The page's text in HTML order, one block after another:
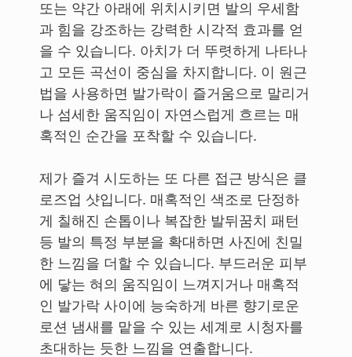
또는 약간 아래에 위치시키면 발의 우세함
과 힘을 강조하는 강력한 시각적 효과를 얻
을 수 있습니다. 아치가 더 뚜렷하게 나타나
고 모든 곡선이 중심을 차지합니다. 이 원근
법을 사용하면 발가락이 즐거움으로 말리거
나 섬세한 움직임이 자연스럽게 흐르는 매
혹적인 순간을 포착할 수 있습니다.
제가 즐겨 시도하는 또 다른 접근 방식은 클
로즈업 샷입니다. 매혹적인 색조로 단정하
게 칠해진 손톱이나 복잡한 발뒤꿈치 패턴
등 발의 특정 부분을 확대하면 사진에 친밀
한 느낌을 더할 수 있습니다. 부드러운 피부
에 닿는 혀의 움직임이 느껴지거나 매혹적
인 발가락 사이에 능숙하게 바른 향기로운
로션 냄새를 맡을 수 있는 세계로 시청자를
초대하는 듯한 느낌을 연출합니다.